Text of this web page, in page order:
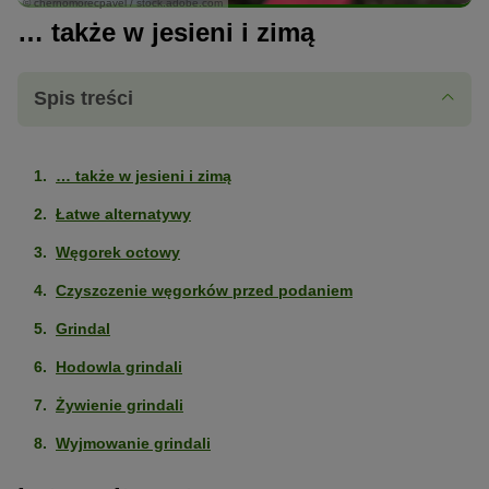
© chernomorecpavel / stock.adobe.com
… także w jesieni i zimą
Spis treści
… także w jesieni i zimą
Łatwe alternatywy
Węgorek octowy
Czyszczenie węgorków przed podaniem
Grindal
Hodowla grindali
Żywienie grindali
Wyjmowanie grindali